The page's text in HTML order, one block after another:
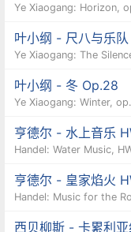
Ye Xiaogang: Horizon,
叶小纲 - 尺八与乐
Ye Xiaogang: The
叶小纲 - 冬 Op.28
Ye Xiaogang: Winter,
亨德尔 - 水上音乐
Handel: Water Music,
亨德尔 - 皇家焰火
Handel: Music for the
西贝柳斯 - 卡累利亚